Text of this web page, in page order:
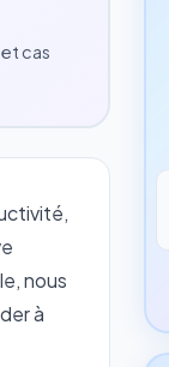
cas
nous
à